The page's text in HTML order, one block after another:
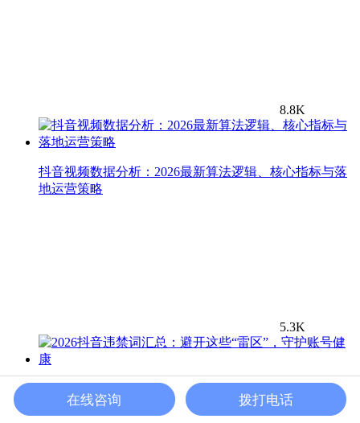
8.8K
抖音视频数据分析：2026最新算法逻辑、核心指标与落
地运营策略
5.3K
2026抖音违禁词汇总：避开这些“雷区”，守护账号健康
在线咨询 拨打电话